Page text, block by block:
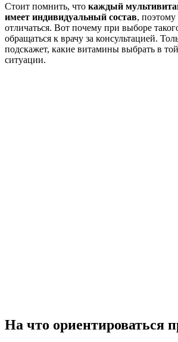
Стоит помнить, что каждый
имеет индивидуальный состав, поэтому
отличаться. Вот почему при выборе
обращаться к врачу за консультацией.
подскажет, какие витамины выбрать в
ситуации.
На что ориентироваться